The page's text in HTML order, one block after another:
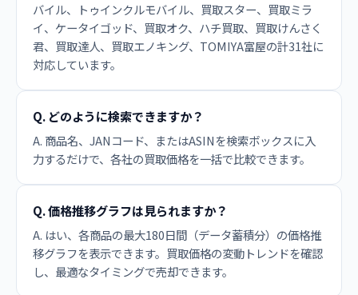
バイル、トゥインクルモバイル、買取スター、買取ミラ
イ、ケータイゴッド、買取オク、ハチ買取、買取けんさく
君、買取達人、買取エノキング、TOMIYA富屋の計31社に
対応しています。
Q. どのように検索できますか？
A. 商品名、JANコード、またはASINを検索ボックスに入
力するだけで、各社の買取価格を一括で比較できます。
Q. 価格推移グラフは見られますか？
A. はい、各商品の最大180日間（データ蓄積分）の価格推
移グラフを表示できます。買取価格の変動トレンドを確認
し、最適なタイミングで売却できます。